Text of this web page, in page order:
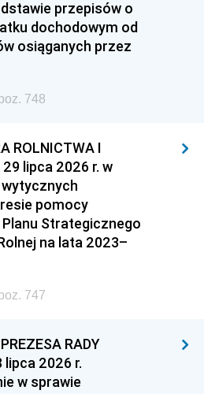
przepisów o
dochodowym od
osiąganych przez
748
ROLNICTWA I
29 lipca 2026 r. w
pomocy
Strategicznego
na lata 2023–
747
RADY
lipca 2026 r.
w sprawie